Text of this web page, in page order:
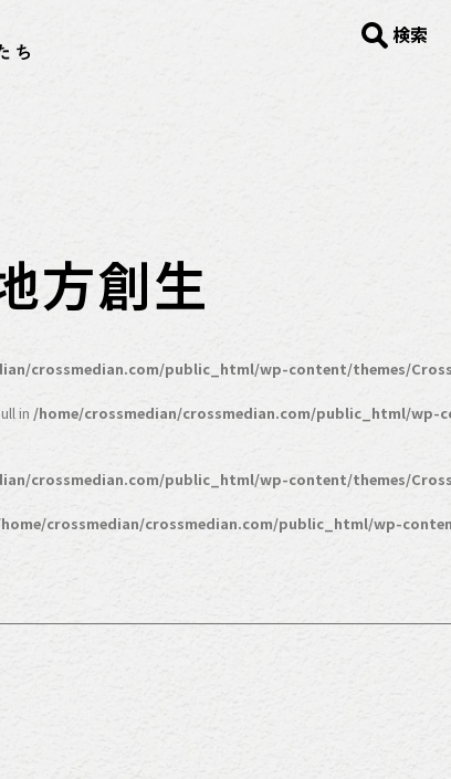
検索
方創生
crossmedian.com/public_html/wp-content/themes/
in /home/crossmedian/crossmedian.com/public_html/wp-
crossmedian.com/public_html/wp-content/themes/
crossmedian/crossmedian.com/public_html/wp-